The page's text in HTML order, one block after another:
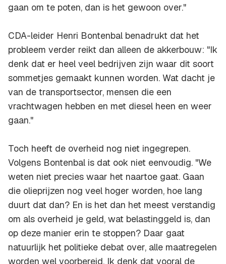
gaan om te poten, dan is het gewoon over."
CDA-leider Henri Bontenbal benadrukt dat het
probleem verder reikt dan alleen de akkerbouw: "Ik
denk dat er heel veel bedrijven zijn waar dit soort
sommetjes gemaakt kunnen worden. Wat dacht je
van de transportsector, mensen die een
vrachtwagen hebben en met diesel heen en weer
gaan."
Toch heeft de overheid nog niet ingegrepen.
Volgens Bontenbal is dat ook niet eenvoudig. "We
weten niet precies waar het naartoe gaat. Gaan
die olieprijzen nog veel hoger worden, hoe lang
duurt dat dan? En is het dan het meest verstandig
om als overheid je geld, wat belastinggeld is, dan
op deze manier erin te stoppen? Daar gaat
natuurlijk het politieke debat over, alle maatregelen
worden wel voorbereid. Ik denk dat vooral de